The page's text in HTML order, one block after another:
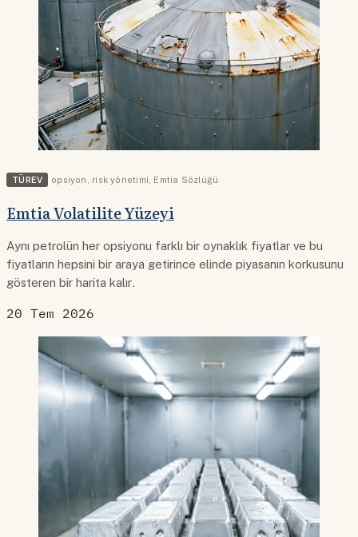
TÜREV opsiyon , risk yönetimi, Emtia Sözlüğü
Emtia Volatilite Yüzeyi
Aynı petrolün her opsiyonu farklı bir oynaklık fiyatlar ve bu
fiyatların hepsini bir araya getirince elinde piyasanın korkusunu
gösteren bir harita kalır.
20 Tem 2026